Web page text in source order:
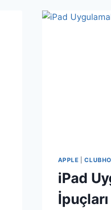
APPLE |
iPad
İpuçları